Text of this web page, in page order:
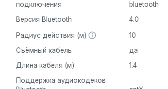
подключения
bluetooth
Версия Bluetooth
4.0
Радиус действия (м)
10
Съёмный кабель
да
Длина кабеля (м)
1.4
Поддержка аудиокодеков